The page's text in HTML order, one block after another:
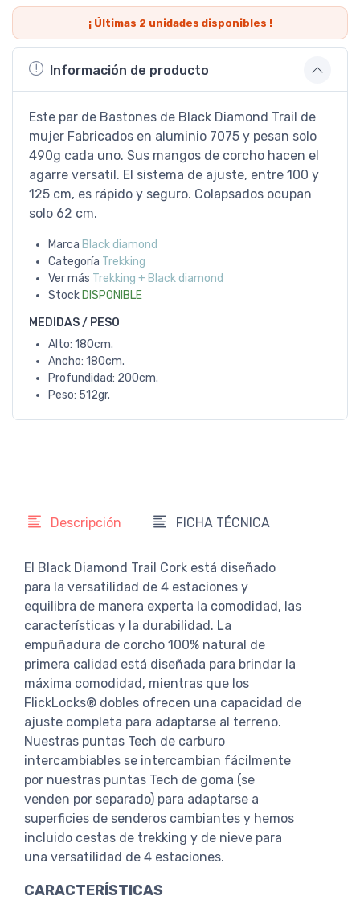
¡ Últimas 2 unidades disponibles !
Información de producto
Este par de Bastones de Black Diamond Trail de
mujer Fabricados en aluminio 7075 y pesan solo
490g cada uno. Sus mangos de corcho hacen el
agarre versatil. El sistema de ajuste, entre 100 y
125 cm, es rápido y seguro. Colapsados ocupan
solo 62 cm.
Marca Black diamond
Categoría Trekking
Ver más Trekking + Black diamond
Stock DISPONIBLE
MEDIDAS / PESO
Alto: 180cm.
Ancho: 180cm.
Profundidad: 200cm.
Peso: 512gr.
Descripción FICHA TÉCNICA
El Black Diamond Trail Cork está diseñado
para la versatilidad de 4 estaciones y
equilibra de manera experta la comodidad, las
características y la durabilidad. La
empuñadura de corcho 100% natural de
primera calidad está diseñada para brindar la
máxima comodidad, mientras que los
FlickLocks® dobles ofrecen una capacidad de
ajuste completa para adaptarse al terreno.
Nuestras puntas Tech de carburo
intercambiables se intercambian fácilmente
por nuestras puntas Tech de goma (se
venden por separado) para adaptarse a
superficies de senderos cambiantes y hemos
incluido cestas de trekking y de nieve para
una versatilidad de 4 estaciones.
CARACTERÍSTICAS